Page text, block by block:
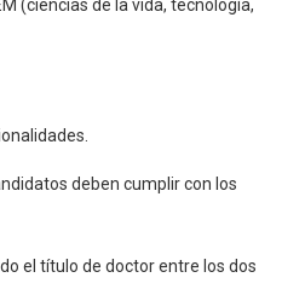
(ciencias de la vida, tecnología,
deben cumplir con los
el título de doctor entre los dos